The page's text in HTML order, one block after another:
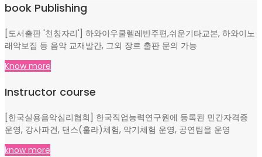
book Publishing
[도서출판 '천칭자리'] 하와이우쿨렐레반주편,쉬운기타교본, 하와이노
래악보집 등 음악 교재발간, 그외 장르 출판 문의 가능
Know more
Instructor course
[한국실용음악심리협회] 한국직업능력연구원에 등록된 민간자격증
운영, 강사파견, 댄스(훌라)체험, 악기체험 운영, 공연팀을 운영
know more